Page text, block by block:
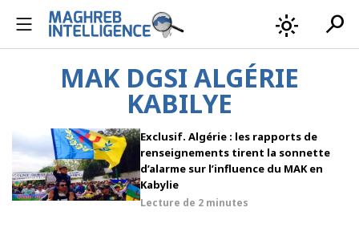
light_mode search
MAK DGSI ALGÉRIE
KABILYE
Exclusif. Algérie : les rapports de
renseignements tirent la sonnette
d’alarme sur l’influence du MAK en
Kabylie
Lecture de 2 minutes